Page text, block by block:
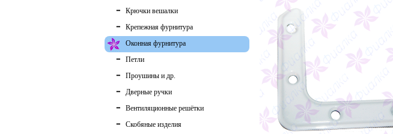
Крючки вешалки
Крепежная фурнитура
Оконная фурнитура
Петли
Проушины и др.
Дверные ручки
Вентиляционные решётки
Скобяные изделия